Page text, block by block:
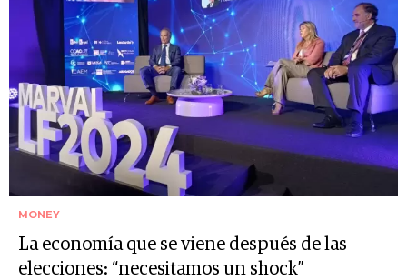
MONEY
La economía que se viene después de las
elecciones: “necesitamos un shock”